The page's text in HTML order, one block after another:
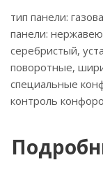
тип панели:
панели:
серебристый,
поворотные,
специальные
контроль